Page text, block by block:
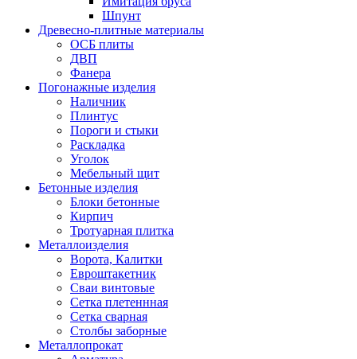
Шпунт
Древесно-плитные материалы
ОСБ плиты
ДВП
Фанера
Погонажные изделия
Наличник
Плинтус
Пороги и стыки
Раскладка
Уголок
Мебельный щит
Бетонные изделия
Блоки бетонные
Кирпич
Тротуарная плитка
Металлоизделия
Ворота, Калитки
Евроштакетник
Сваи винтовые
Сетка плетеннная
Сетка сварная
Столбы заборные
Металлопрокат